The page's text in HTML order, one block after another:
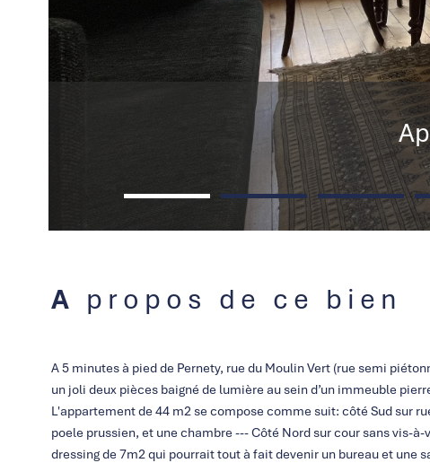
A propos de ce bien
A 5 minutes à pied de Pernety, rue du Moulin Vert (rue semi
un joli deux pièces baigné de lumière au sein d’un immeuble
L'appartement de 44 m2 se compose comme suit: côté Sud sur
poele prussien, et une chambre --- Côté Nord sur cour sans vis-
dressing de 7m2 qui pourrait tout à fait devenir un bureau et une